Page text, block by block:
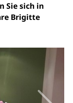
Sie sich in
Brigitte